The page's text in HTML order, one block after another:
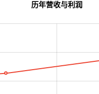
历年营收与利润